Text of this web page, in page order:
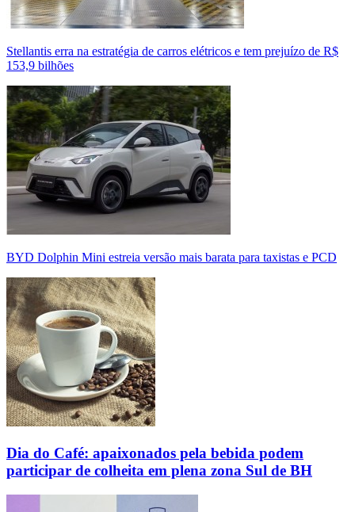
Stellantis erra na estratégia de carros elétricos e tem prejuízo de R$
153,9 bilhões
BYD Dolphin Mini estreia versão mais barata para taxistas e PCD
Dia do Café: apaixonados pela bebida podem
participar de colheita em plena zona Sul de BH